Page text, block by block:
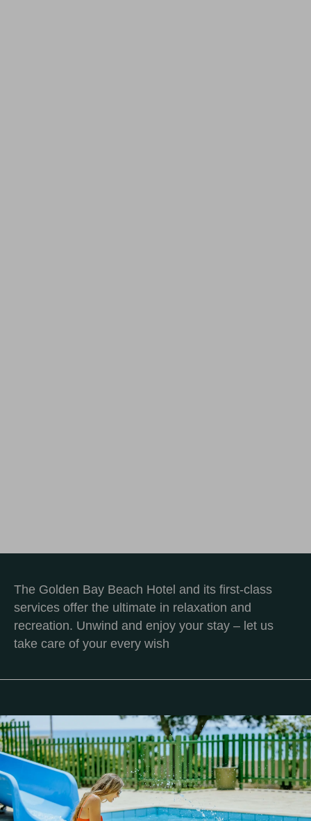
The Golden Bay Beach Hotel and its first-class
services offer the ultimate in relaxation and
recreation. Unwind and enjoy your stay – let us
take care of your every wish